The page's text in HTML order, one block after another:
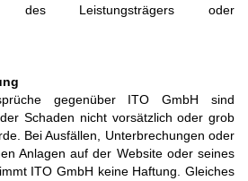
des Leistungsträgers oder
gegenüber ITO GmbH sind
Schaden nicht vorsätzlich oder grob
Bei Ausfällen, Unterbrechungen oder
Anlagen auf der Website oder seines
ITO GmbH keine Haftung. Gleiches